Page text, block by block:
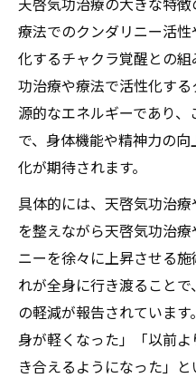
療法でのクンダリニー活
化するチャクラ覚醒との
功治療や療法で活性化す
源的なエネルギーであり
で、身体機能や精神力の
化が期待されます。
具体的には、天啓気功治
を整えながら天啓気功治
ニーを徐々に上昇させる
れが全身に行き渡ること
の軽減が報告されていま
身が軽くなった」「以前
き合えるようになった」